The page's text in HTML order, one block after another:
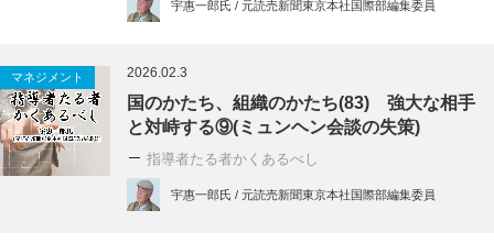
宇惠一郎氏 / 元読売新聞東京本社国際部編集委員
マネジメント 2026.02.3
国のかたち、組織のかたち(83) 強大な相手
と対峙する⑨(ミュンヘン会談の失策)
指導者たる者かくあるべし
宇惠一郎氏 / 元読売新聞東京本社国際部編集委員